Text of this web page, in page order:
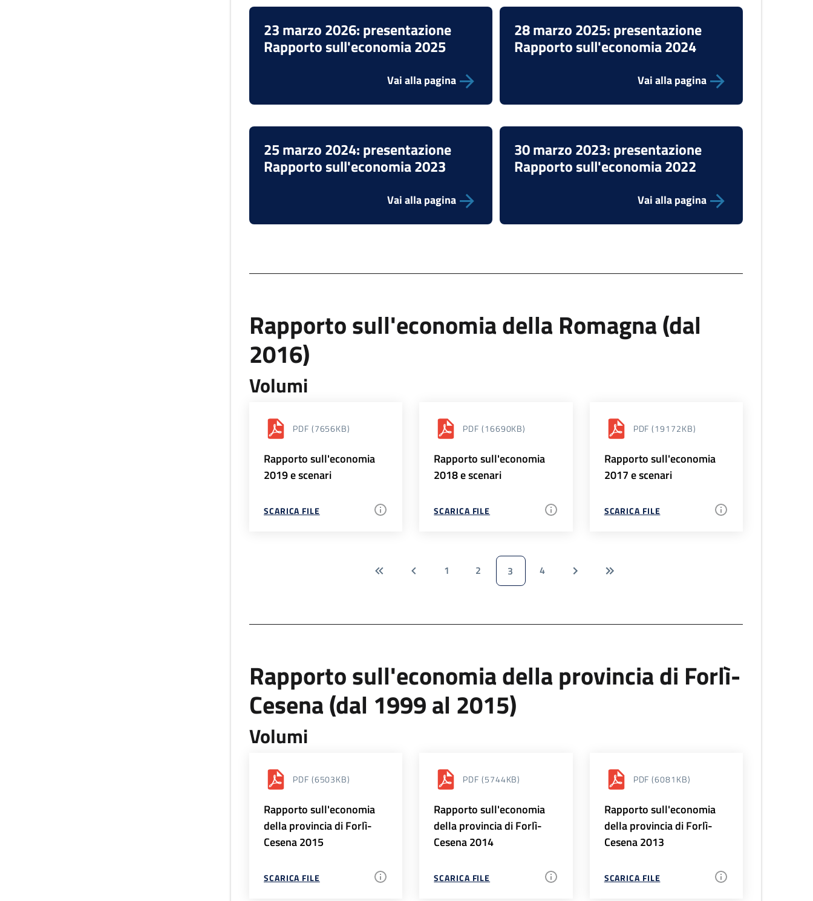
23 marzo 2026: presentazione
Rapporto sull'economia 2025
Vai alla pagina
25 marzo 2024: presentazione
Rapporto sull'economia 2023
Vai alla pagina
28 marzo 2025: presentazione
Rapporto sull'economia 2024
Vai alla pagina
30 marzo 2023: presentazione
Rapporto sull'economia 2022
Vai alla pagina
Rapporto sull'economia della Romagna (dal
2016)
Volumi
PDF (7656KB)
Rapporto sull'economia
2019 e scenari
SCARICA FILE
PDF (16690KB)
Rapporto sull'economia
2018 e scenari
SCARICA FILE
PDF (19172KB)
Rapporto sull'economia
2017 e scenari
SCARICA FILE
1 2 3 4
Rapporto sull'economia della provincia di Forlì-
Cesena (dal 1999 al 2015)
Volumi
PDF (6503KB)
Rapporto sull'economia
della provincia di Forlì-
Cesena 2015
SCARICA FILE
PDF (5744KB)
Rapporto sull'economia
della provincia di Forlì-
Cesena 2014
SCARICA FILE
PDF (6081KB)
Rapporto sull'economia
della provincia di Forlì-
Cesena 2013
SCARICA FILE